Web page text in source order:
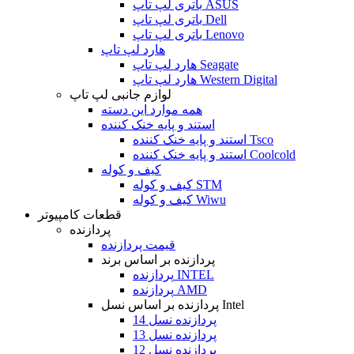
باتری لپ تاپ ASUS
باتری لپ تاپ Dell
باتری لپ تاپ Lenovo
هارد لپ تاپ
هارد لپ تاپ Seagate
هارد لپ تاپ Western Digital
لوازم جانبی لپ تاپ
همه موارد این دسته
استند و پایه خنک کننده
استند و پایه خنک کننده Tsco
استند و پایه خنک کننده Coolcold
کیف و کوله
کیف و کوله STM
کیف و کوله Wiwu
قطعات کامپیوتر
پردازنده
قیمت پردازنده
پردازنده بر اساس برند
پردازنده INTEL
پردازنده AMD
پردازنده بر اساس نسل Intel
پردازنده نسل 14
پردازنده نسل 13
پردازنده نسل 12